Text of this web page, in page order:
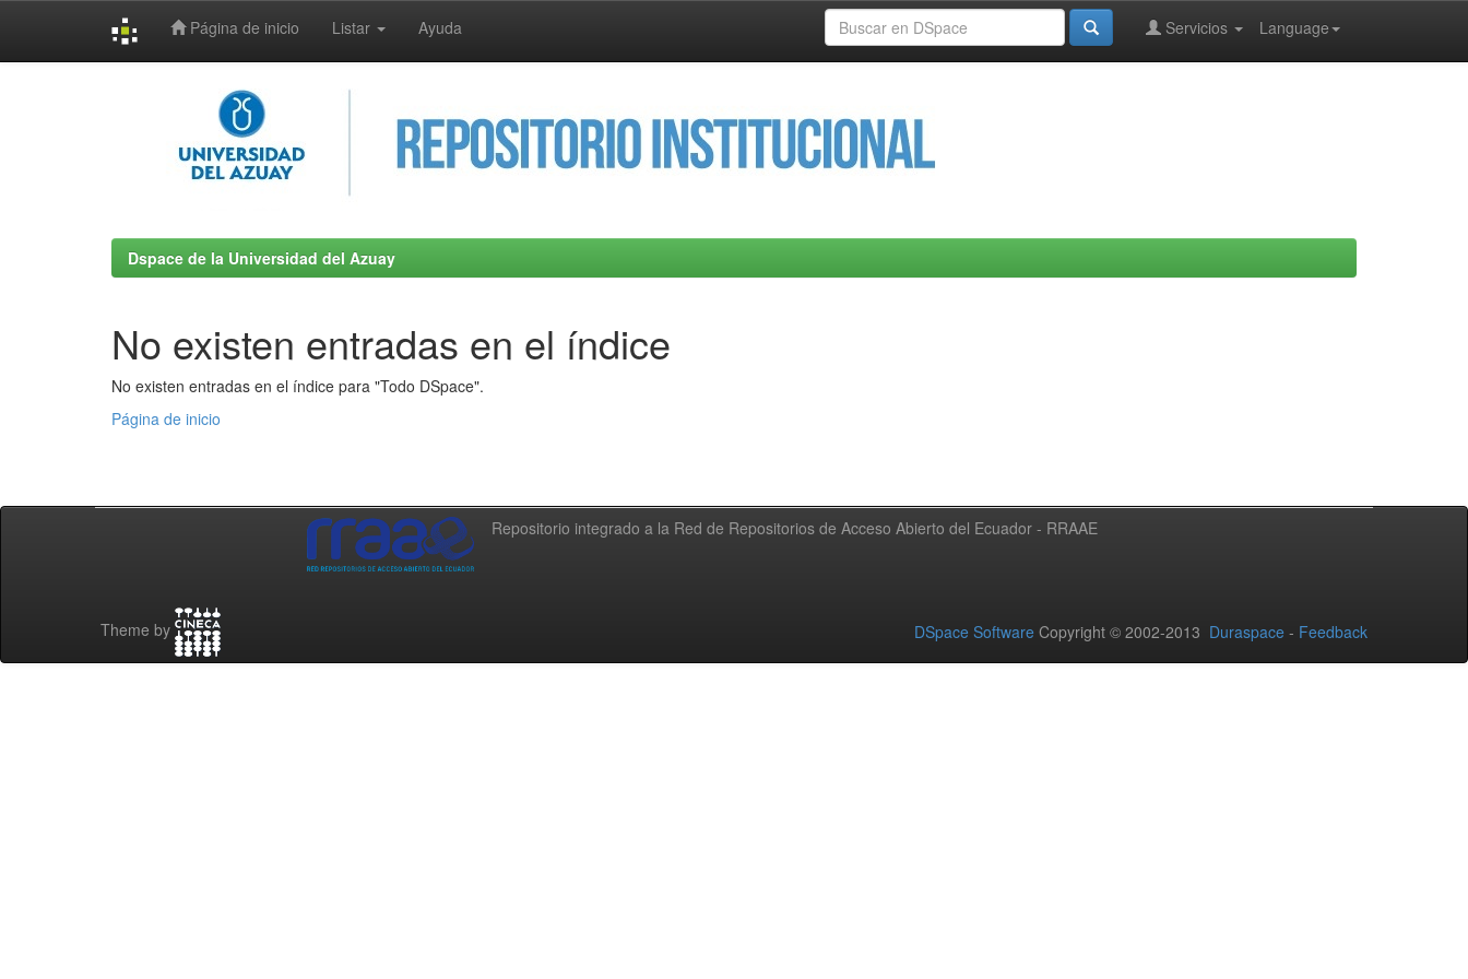
Página de inicio Listar Ayuda Language
Servicios
Dspace de la Universidad del Azuay
No existen entradas en el índice
No existen entradas en el índice para "Todo DSpace".
Página de inicio
Repositorio integrado a la Red de Repositorios de Acceso Abierto del Ecuador - RRAAE
Theme by DSpace Software Copyright © 2002-2013 Duraspace - Feedback